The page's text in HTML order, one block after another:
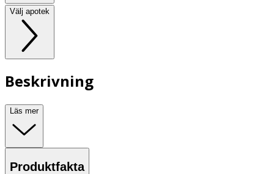
Välj apotek
Beskrivning
Läs mer
Produktfakta